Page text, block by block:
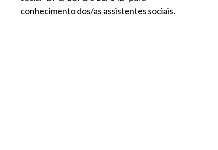
conhecimento dos/as assistentes sociais.